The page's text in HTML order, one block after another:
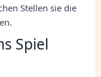
Stellen sie die
Spiel